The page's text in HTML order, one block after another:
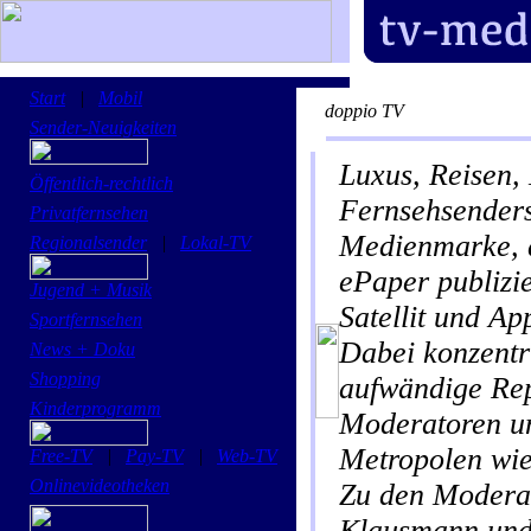
Start| Mobil
Sender-Neuigkeiten
Öffentlich-rechtlich
Privatfernsehen
Regionalsender| Lokal-TV
Jugend + Musik
Sportfernsehen
News + Doku
Shopping
Kinderprogramm
Free-TV| Pay-TV| Web-TV
Onlinevideotheken
doppio TV
Luxus,
Medienmarke,
ePaper
Satellit und
Dabei
aufwändige
Moderatoren
Metropolen
Zu den